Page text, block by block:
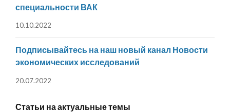
специальности ВАК
10.10.2022
Подписывайтесь на наш новый канал Новости
экономических исследований
20.07.2022
Статьи на актуальные темы